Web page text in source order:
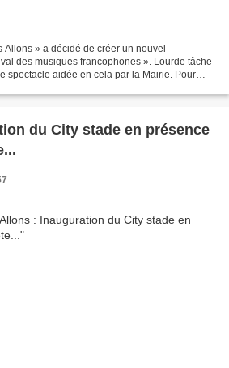
Allons » a décidé de créer un nouvel
des musiques francophones ». Lourde tâche
spectacle aidée en cela par la Mairie. Pour
du City stade en présence